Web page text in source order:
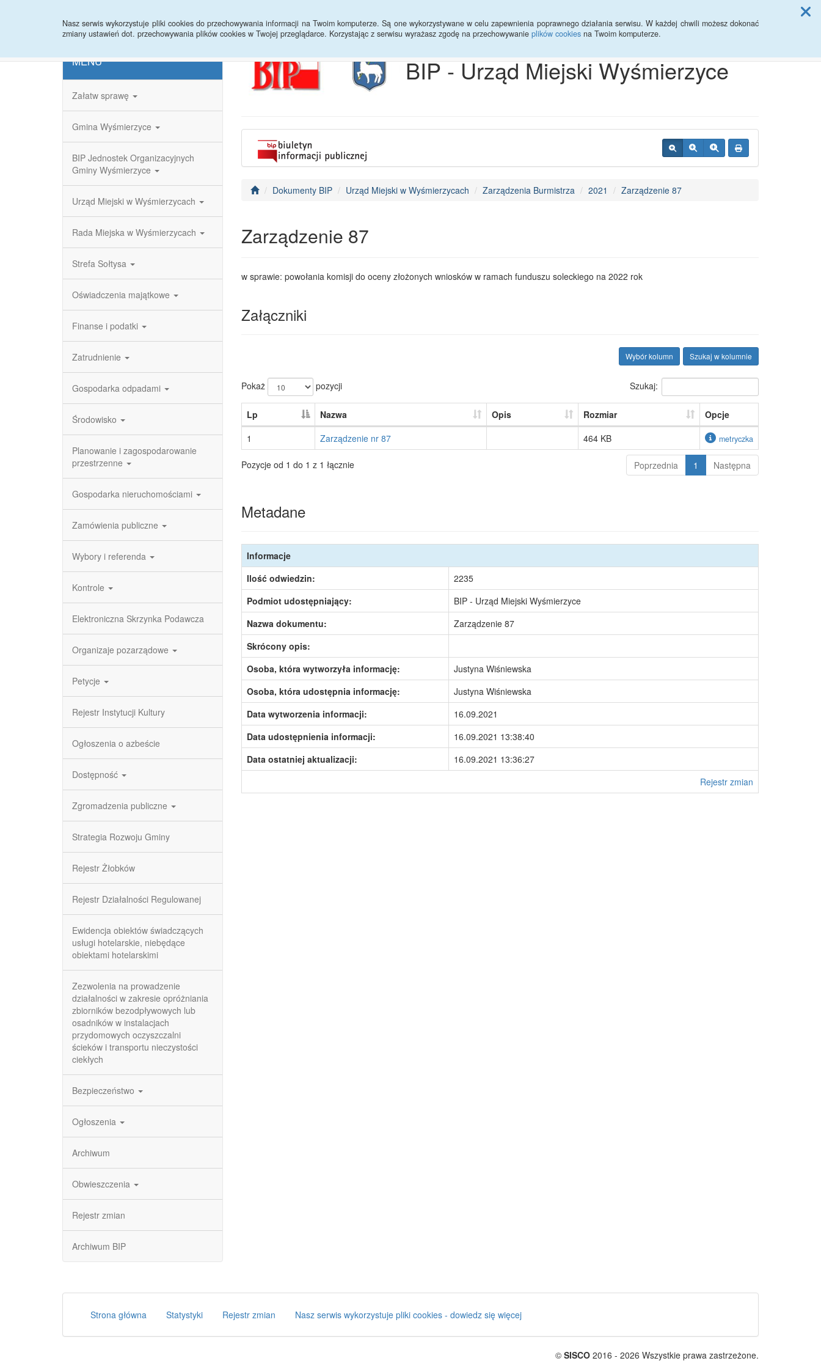
Nasz serwis wykorzystuje pliki cookies do przechowywania informacji na Twoim komputerze. Są one wykorzystywane w celu zapewnienia poprawnego działania serwisu. W każdej chwili możesz dokonać
zmiany ustawień dot. przechowywania plików cookies w Twojej przeglądarce. Korzystając z serwisu wyrażasz zgodę na przechowywanie plików cookies na Twoim komputerze.
Przycisk wyszukaj duży
MENU
Załatw sprawę
Gmina Wyśmierzyce
BIP Jednostek Organizacyjnych
Gminy Wyśmierzyce
Urząd Miejski w Wyśmierzycach
Rada Miejska w Wyśmierzycach
Strefa Sołtysa
Oświadczenia majątkowe
Finanse i podatki
Zatrudnienie
Gospodarka odpadami
Środowisko
Planowanie i zagospodarowanie
przestrzenne
Gospodarka nieruchomościami
Zamówienia publiczne
Wybory i referenda
Kontrole
Elektroniczna Skrzynka Podawcza
Organizaje pozarządowe
Petycje
Rejestr Instytucji Kultury
Ogłoszenia o azbeście
Dostępność
Zgromadzenia publiczne
Strategia Rozwoju Gminy
Rejestr Żłobków
Rejestr Działalności Regulowanej
Ewidencja obiektów świadczących
usługi hotelarskie, niebędące
obiektami hotelarskimi
Zezwolenia na prowadzenie
działalności w zakresie opróżniania
zbiorników bezodpływowych lub
osadników w instalacjach
przydomowych oczyszczalni
ścieków i transportu nieczystości
ciekłych
Bezpieczeństwo
Ogłoszenia
Archiwum
Obwieszczenia
Rejestr zmian
Archiwum BIP
BIP - Urząd Miejski Wyśmierzyce
Dokumenty BIP Urząd Miejski w Wyśmierzycach Zarządzenia Burmistrza 2021 Zarządzenie 87
Zarządzenie 87
w sprawie: powołania komisji do oceny złożonych wniosków w ramach funduszu soleckiego na 2022 rok
Załączniki
Szukaj w kolumnie
Wybór kolumn
Pokaż pozycji Szukaj:
Lp Nazwa Opis Rozmiar
Opcje
1
Zarządzenie nr 87 464 KB metryczka
Pozycje od 1 do 1 z 1 łącznie Poprzednia 1 Następna
Metadane
Informacje
Ilość odwiedzin:
2235
Podmiot udostępniający:
BIP - Urząd Miejski Wyśmierzyce
Nazwa dokumentu:
Zarządzenie 87
Skrócony opis:
Osoba, która wytworzyła informację:
Justyna Wiśniewska
Osoba, która udostępnia informację:
Justyna Wiśniewska
Data wytworzenia informacji:
16.09.2021
Data udostępnienia informacji:
16.09.2021 13:38:40
Data ostatniej aktualizacji:
16.09.2021 13:36:27
Rejestr zmian
Strona główna Statystyki Rejestr zmian Nasz serwis wykorzystuje pliki cookies - dowiedz się więcej
© SISCO 2016 - 2026 Wszystkie prawa zastrzeżone.